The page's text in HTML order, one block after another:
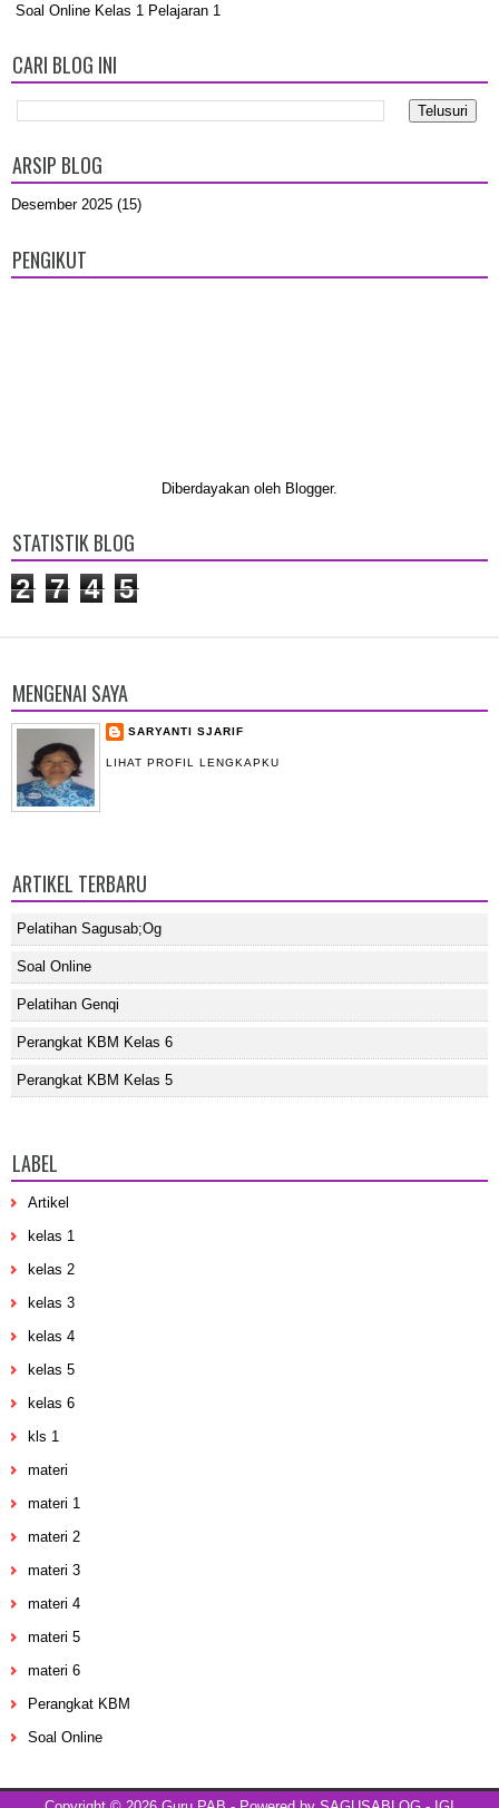
Soal Online Kelas 1 Pelajaran 1
CARI BLOG INI
ARSIP BLOG
Desember 2025 (15)
PENGIKUT
Diberdayakan oleh Blogger.
STATISTIK BLOG
2 7 4 5
MENGENAI SAYA
SARYANTI SJARIF
LIHAT PROFIL LENGKAPKU
ARTIKEL TERBARU
Pelatihan Sagusab;og
Soal Online
Pelatihan Genqi
Perangkat KBM Kelas 6
Perangkat KBM Kelas 5
LABEL
Artikel
kelas 1
kelas 2
kelas 3
kelas 4
kelas 5
kelas 6
kls 1
materi
materi 1
materi 2
materi 3
materi 4
materi 5
materi 6
Perangkat KBM
Soal Online